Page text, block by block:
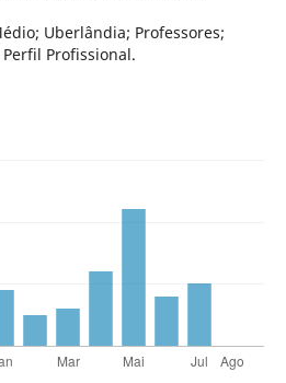
Uberlândia; Professores;
Profissional.